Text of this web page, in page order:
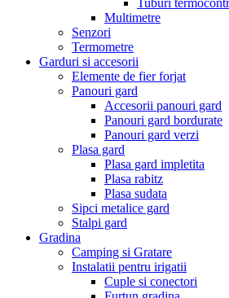
Tuburi
Multimetre
Senzori
Termometre
Garduri si accesorii
Elemente de fier forjat
Panouri gard
Accesorii panouri gard
Panouri gard bordurate
Panouri gard verzi
Plasa gard
Plasa gard impletita
Plasa rabitz
Plasa sudata
Sipci metalice gard
Stalpi gard
Gradina
Camping si Gratare
Instalatii pentru irigatii
Cuple si conectori